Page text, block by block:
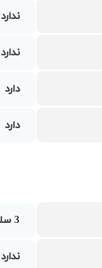
ندارد
ندارد
دارد
دارد
3 سلولی با ظرفیت 42 وات ساعت
ندارد